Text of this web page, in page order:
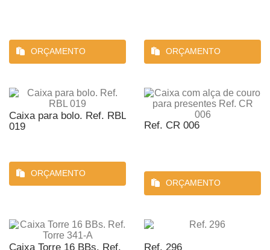
ORÇAMENTO ORÇAMENTO
Caixa para bolo. Ref. RBL
019
ORÇAMENTO
Ref. CR 006
ORÇAMENTO
Caixa Torre 16 BBs. Ref.
Ref. 296